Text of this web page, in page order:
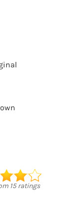
15ratings